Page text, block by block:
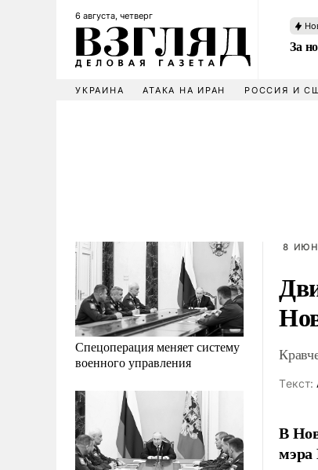
6 августа, четверг
За
УКРАИНА АТАКА НА ИРАН РОССИЯ И
Спецоперация меняет систему
военного управления
8
Tекст:
В
мэра